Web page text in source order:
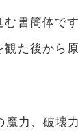
書簡体
た後か
力、破